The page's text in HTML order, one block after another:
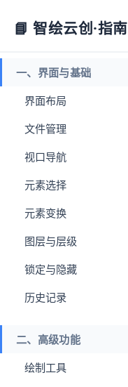
📘 智绘云创·指南
一、界面与基础
界面布局
文件管理
视口导航
元素选择
元素变换
图层与层级
锁定与隐藏
历史记录
二、高级功能
绘制工具